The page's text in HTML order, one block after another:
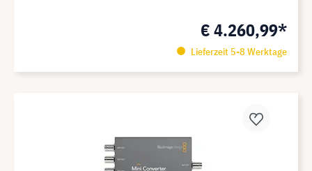
€ 4.260,99*
Lieferzeit 5-8 Werktage